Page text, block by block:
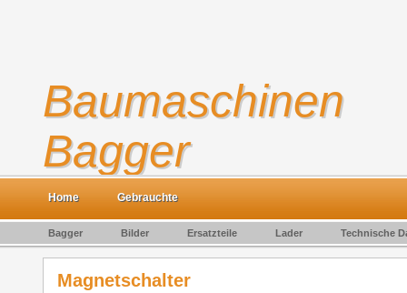
Baumaschinen
Bagger
Gebrauchte Baumaschinen kaufen und verkaufen
Home Gebrauchte
Bagger Bilder Ersatzteile Lader Technische
Magnetschalter